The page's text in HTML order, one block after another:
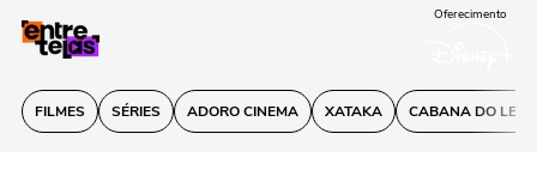
FILMES SÉRIES ADORO CINEMA XATAKA CABANA DO
Oferecimento